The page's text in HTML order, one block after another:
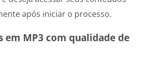
após iniciar o processo.
em MP3 com qualidade de